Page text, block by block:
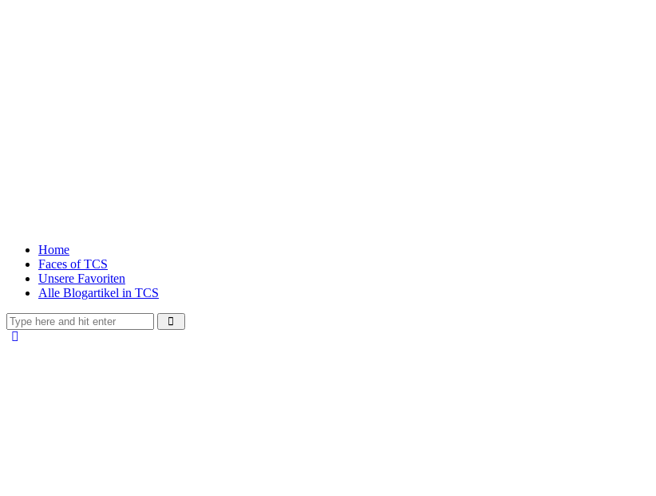
Home
Faces of TCS
Unsere Favoriten
Alle Blogartikel in TCS